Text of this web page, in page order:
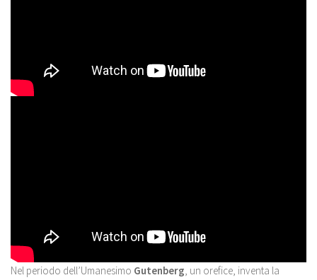
Nel periodo dell’Umanesimo Gutenberg, un orefice, inventa la